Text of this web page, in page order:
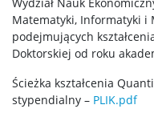
Matematyki, Informatyki
podejmujących
Doktorskiej od roku
Ścieżka kształcenia
stypendialny – PLIK.pdf